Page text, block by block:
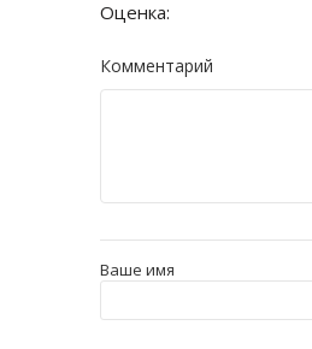
Оценка:
Комментарий
Ваше имя